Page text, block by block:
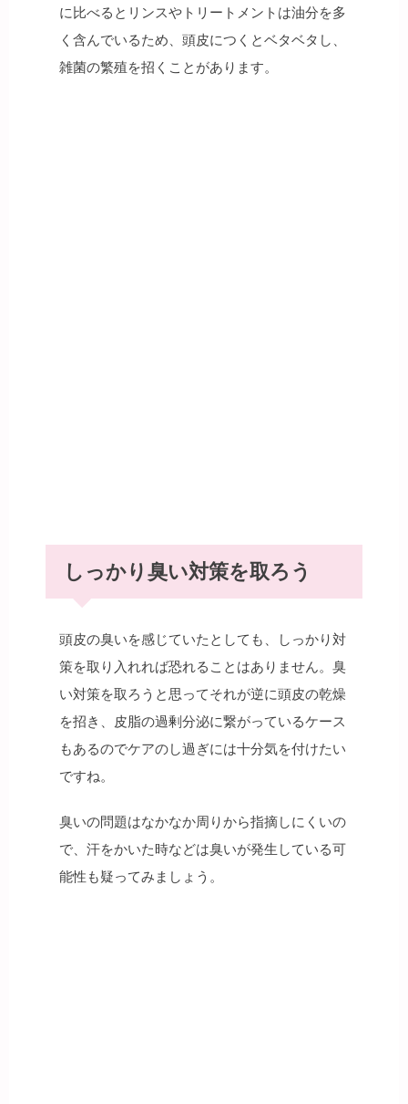
に比べるとリンスやトリートメントは油分を多
く含んでいるため、頭皮につくとベタベタし、
雑菌の繁殖を招くことがあります。
しっかり臭い対策を取ろう
頭皮の臭いを感じていたとしても、しっかり対
策を取り入れれば恐れることはありません。臭
い対策を取ろうと思ってそれが逆に頭皮の乾燥
を招き、皮脂の過剰分泌に繋がっているケース
もあるのでケアのし過ぎには十分気を付けたい
ですね。
臭いの問題はなかなか周りから指摘しにくいの
で、汗をかいた時などは臭いが発生している可
能性も疑ってみましょう。